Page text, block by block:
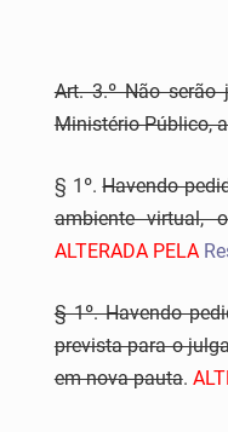
Art. 3.º Não serão
Ministério Público,
§ 1º.Havendo
ambiente virtual,
ALTERADA PELA
§ 1º. Havendo
prevista para o
em nova pauta.